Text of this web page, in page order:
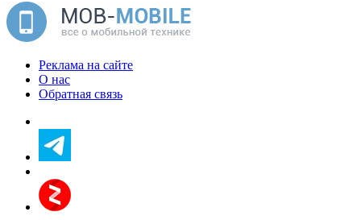
Реклама на сайте
О нас
Обратная связь